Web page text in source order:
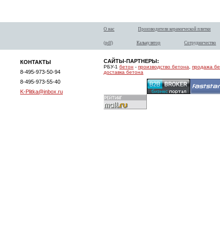
О нас Производители керамической плитки
(pdf) Калькулятор Сотрудничество
КОНТАКТЫ
8-495-973-50-94
8-495-973-55-40
K-Plitka@inbox.ru
САЙТЫ-ПАРТНЕРЫ:
РБУ-1 бетон - производство бетона
продажа
доставка бетона